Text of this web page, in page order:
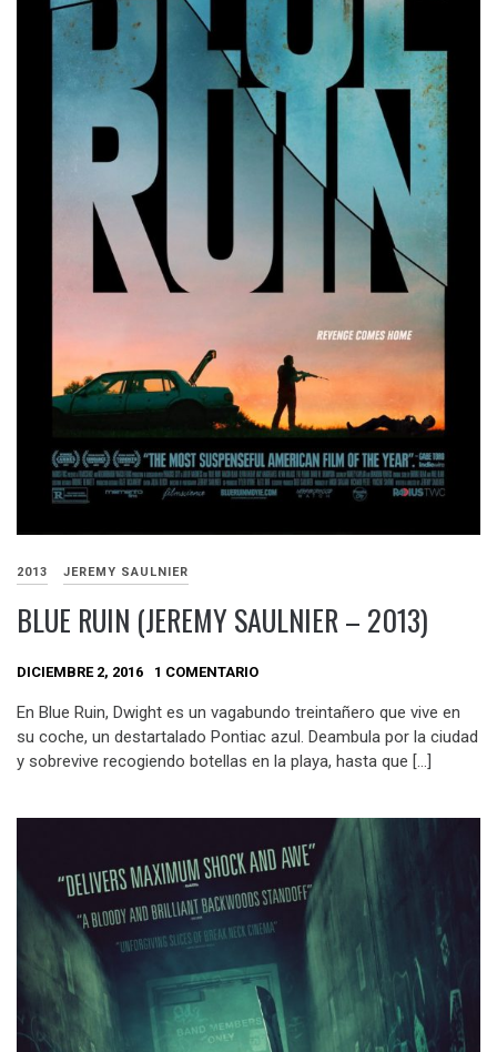
2013 JEREMY SAULNIER
BLUE RUIN (JEREMY SAULNIER – 2013)
DICIEMBRE 2, 2016 1 COMENTARIO
En Blue Ruin, Dwight es un vagabundo treintañero que vive en
su coche, un destartalado Pontiac azul. Deambula por la ciudad
y sobrevive recogiendo botellas en la playa, hasta que […]